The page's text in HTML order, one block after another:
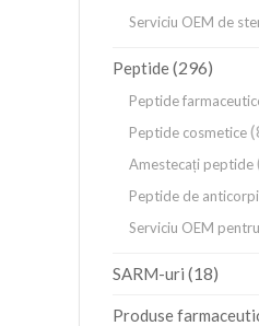
Serviciu OEM de
Peptide(296)
Peptide
Peptide cosmetice
Amestecați peptide
Peptide de anticorpi
Serviciu OEM
SARM-uri (18)
Produse